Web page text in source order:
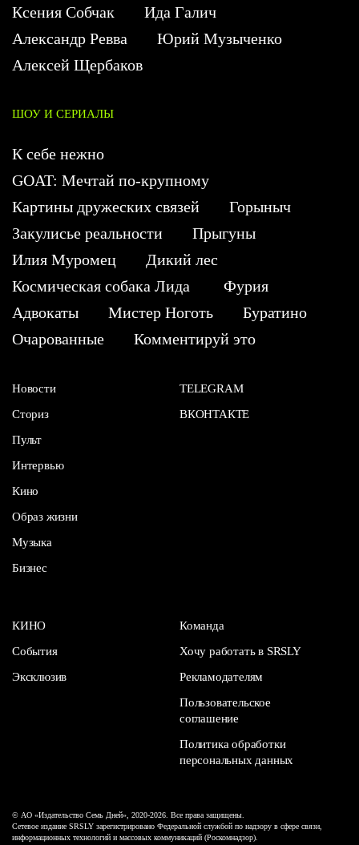
Ксения Собчак
Ида Галич
Александр Ревва
Юрий Музыченко
Алексей Щербаков
ШОУ И СЕРИАЛЫ
К себе нежно
GOAT: Мечтай по-крупному
Картины дружеских связей
Горыныч
Закулисье реальности
Прыгуны
Илия Муромец
Дикий лес
Космическая собака Лида
Фурия
Адвокаты
Мистер Ноготь
Буратино
Очарованные
Комментируй это
Новости
Сториз
Пульт
Интервью
Кино
Образ жизни
Музыка
Бизнес
TELEGRAM
ВКОНТАКТЕ
КИНО
События
Эксклюзив
Команда
Хочу работать в SRSLY
Рекламодателям
Пользовательское
соглашение
Политика обработки
персональных данных
© АО «Издательство Семь Дней», 2020-2026. Все права защищены.
Сетевое издание SRSLY зарегистрировано Федеральной службой по надзору в сфере связи,
информационных технологий и массовых коммуникаций (Роскомнадзор).